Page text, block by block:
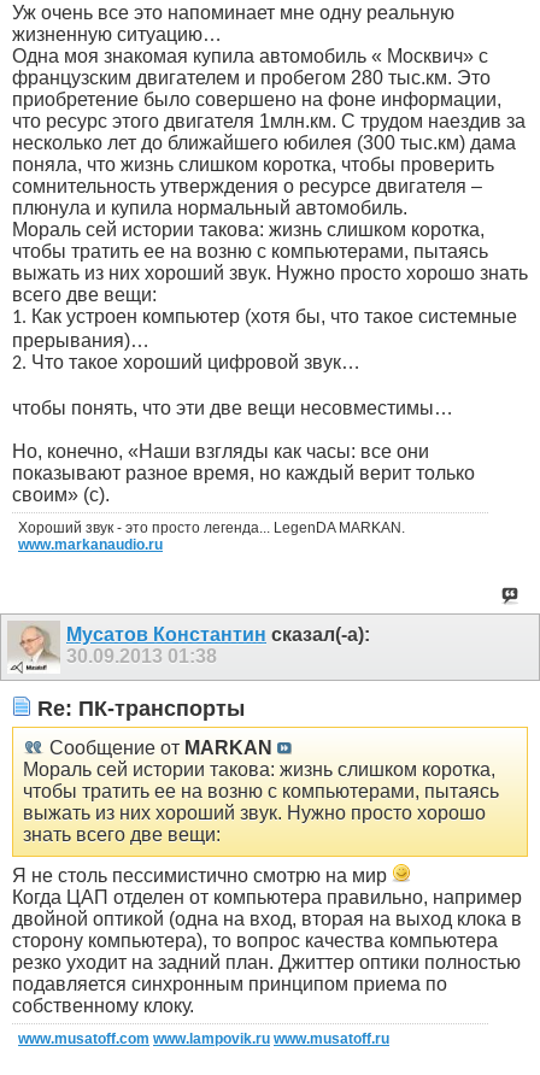
Уж очень все это напоминает мне одну реальную
жизненную ситуацию…
Одна моя знакомая купила автомобиль « Москвич» с
французским двигателем и пробегом 280 тыс.км. Это
приобретение было совершено на фоне информации,
что ресурс этого двигателя 1млн.км. С трудом наездив за
несколько лет до ближайшего юбилея (300 тыс.км) дама
поняла, что жизнь слишком коротка, чтобы проверить
сомнительность утверждения о ресурсе двигателя –
плюнула и купила нормальный автомобиль.
Мораль сей истории такова: жизнь слишком коротка,
чтобы тратить ее на возню с компьютерами, пытаясь
выжать из них хороший звук. Нужно просто хорошо знать
всего две вещи:
1. Как устроен компьютер (хотя бы, что такое системные
прерывания)…
2. Что такое хороший цифровой звук…
чтобы понять, что эти две вещи несовместимы…
Но, конечно, «Наши взгляды как часы: все они
показывают разное время, но каждый верит только
своим» (с).
Хороший звук - это просто легенда... LegenDA MARKAN.
www.markanaudio.ru
Мусатов Константин сказал(-а):
30.09.2013 01:38
Re: ПК-транспорты
Сообщение от MARKAN
Мораль сей истории такова: жизнь слишком коротка,
чтобы тратить ее на возню с компьютерами, пытаясь
выжать из них хороший звук. Нужно просто хорошо
знать всего две вещи:
Я не столь пессимистично смотрю на мир
Когда ЦАП отделен от компьютера правильно, например
двойной оптикой (одна на вход, вторая на выход клока в
сторону компьютера), то вопрос качества компьютера
резко уходит на задний план. Джиттер оптики полностью
подавляется синхронным принципом приема по
собственному клоку.
www.musatoff.com www.lampovik.ru www.musatoff.ru